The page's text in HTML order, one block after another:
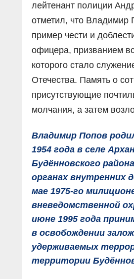
лейтенант полиции
отметил, что Владимир
пример чести и
офицера, призванием
которого стало
Отечества. Память о
присутствующие
молчания, а затем
Владимир Попов
1954 года в селе
Будённовского
органах внутренних
мае 1975-го
вневедомственной
июне 1995 года
в освобождении
удерживаемых
территории